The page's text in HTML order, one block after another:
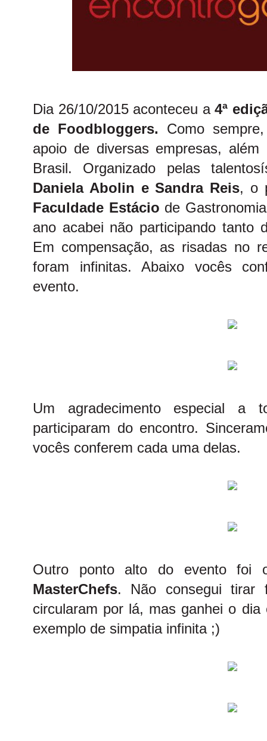
Dia 26/10/2015 aconteceu a4ª
de Foodbloggers. Como
apoio de diversas empresas,
Brasil. Organizado pelas
Daniela Abolin eSandra Reis, o
Faculdade Estácio de
ano acabei não participando tanto
Em compensação, as risadas no
foram infinitas. Abaixo vocês
evento.
Um agradecimento especial a
participaram do encontro.
vocês conferem cada uma delas.
Outro ponto alto do evento foi
MasterChefs. Não consegui tirar
circularam por lá, mas ganhei o
exemplo de simpatia infinita ;)